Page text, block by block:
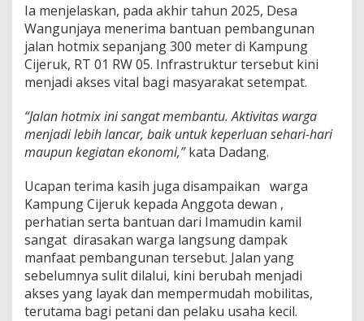
Ia menjelaskan, pada akhir tahun 2025, Desa
Wangunjaya menerima bantuan pembangunan
jalan hotmix sepanjang 300 meter di Kampung
Cijeruk, RT 01 RW 05. Infrastruktur tersebut kini
menjadi akses vital bagi masyarakat setempat.
“Jalan hotmix ini sangat membantu. Aktivitas warga
menjadi lebih lancar, baik untuk keperluan sehari-hari
maupun kegiatan ekonomi,”kata Dadang.
Ucapan terima kasih juga disampaikan warga
Kampung Cijeruk kepada Anggota dewan ,
perhatian serta bantuan dari Imamudin kamil
sangat dirasakan warga langsung dampak
manfaat pembangunan tersebut. Jalan yang
sebelumnya sulit dilalui, kini berubah menjadi
akses yang layak dan mempermudah mobilitas,
terutama bagi petani dan pelaku usaha kecil.